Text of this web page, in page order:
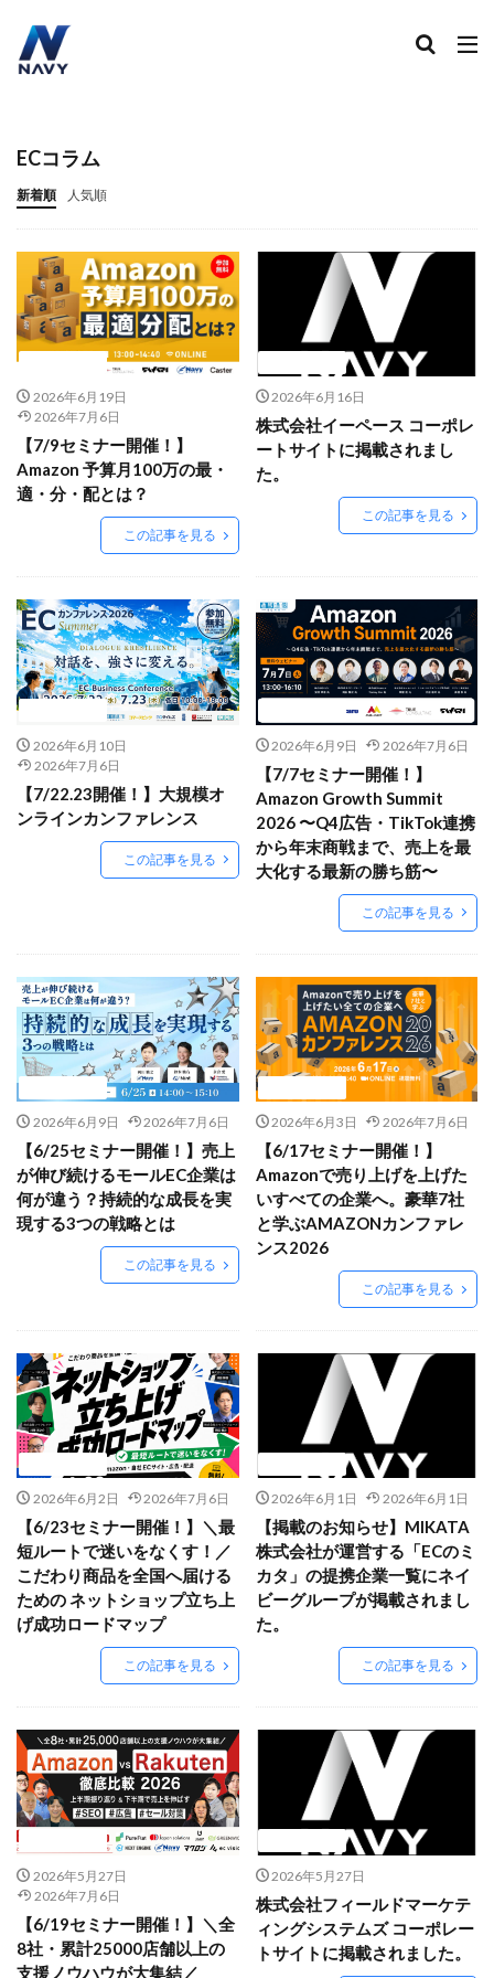
ECコラム
新着順 人気順
2026年6月19日
2026年7月6日
【7/9セミナー開催！】
Amazon 予算月100万の最・
適・分・配とは？
この記事を見る
2026年6月16日
株式会社イーペース コーポレ
ートサイトに掲載されまし
た。
この記事を見る
2026年6月10日
2026年7月6日
【7/22.23開催！】大規模オ
ンラインカンファレンス
この記事を見る
2026年6月9日 2026年7月6日
【7/7セミナー開催！】
Amazon Growth Summit
2026 〜Q4広告・TikTok連携
から年末商戦まで、売上を最
大化する最新の勝ち筋〜
この記事を見る
2026年6月9日 2026年7月6日
【6/25セミナー開催！】売上
が伸び続けるモールEC企業は
何が違う？持続的な成長を実
現する3つの戦略とは
この記事を見る
2026年6月3日 2026年7月6日
【6/17セミナー開催！】
Amazonで売り上げを上げた
いすべての企業へ。豪華7社
と学ぶAMAZONカンファレ
ンス2026
この記事を見る
2026年6月2日 2026年7月6日
【6/23セミナー開催！】＼最
短ルートで迷いをなくす！／
こだわり商品を全国へ届ける
ための ネットショップ立ち上
げ成功ロードマップ
この記事を見る
2026年6月1日 2026年6月1日
【掲載のお知らせ】MIKATA
株式会社が運営する「ECのミ
カタ」の提携企業一覧にネイ
ビーグループが掲載されまし
た。
この記事を見る
2026年5月27日
2026年7月6日
【6/19セミナー開催！】＼全
8社・累計25000店舗以上の
支援ノウハウが大集結／
2026年5月27日
株式会社フィールドマーケテ
ィングシステムズ コーポレー
トサイトに掲載されました。
ネイビー 評判 おすすめ
タグ
2024 2024年 2024年EC市場
2024年版
2025年EC戦略
365日配送
3Dセキュア2.0
5のつく日
ABテスト ABテスト楽天
AI
AI広告運用 AI検索対策
AI活用
Amazon DSP
Amazon DSP運用
Amazon FBA
Amazon Pay
Amazonブラックフライデー
Amazonプライムデー
Amazonマーケティング
Amazon出品ノウハウ
Amazon広告
Amazon支援
Amazon販売戦略
Amazon運用
BFCM
BOPIS BtoB BtoB EC
BtoC-EC
Bカート
CRM CTR改善
D2C(自社サイト)
D2Cトレンド
D2Cマーケティング
D2C戦略
D2C支援
D2C運営 DSP導入
DSP広告
ECに活用
ECコンサル
ECコンサルタント
ECコンサルティング
ECサイト
ECサイト構築
ECサイト運営
ECセミナー
ECツール
ECビジネス
ECビジネス成功法
ECマーケティング
ECマーケティング戦略
ECモール戦略
EC売上アップ
EC市場
EC戦略支援
EC担当者必見
EC支援
EC支援 ランキング
EC支援サービス
EC支援ランキング
EC支援会社
EC支援会社比較
EC支援比較
EC最新トレンド
EC検索対策
EC業界
EC物流 EC自動化ツール
EC運営代行
EC運用代行
EC関連サービス
EDIシステム
Eコマース
FAQ FBA GA4
Garoon
Google
Googleアナリティクス
Growave
ID決済サービス
LINE
LINEマーケティング
LINE公式アカウント
makeshop
Meta広告 Microsoft365
MTU
NAVY
Navy Group
NovelWorks
NSSホールディングス株式会社
OMO
OODA
Pafit Tag Management
PayPalエクスプレスチェックアウト
PayPay
PDCA
Qoo10
RaCoupon RMS
RPP広告
RPP新機能
RSL SDGs SEO
SEO対策
Shop Pay
shopfy Shopify
Shopify Payment
Shopifyペイメント
Shopify支援
SNS広告
Stock Sun
TikTokショップ
TikTokマーケティング
TikTok広告
UA
USP Vine
Webサイト
Webマーケティング
Web制作
WEB広告
Yahoo!ショッピング
Yahoo!ショッピング攻略
Yahoo!支援
おすすめ
おすすめ商品 ひと気
やること
よくある質問
わかりやすく アウトソーシング